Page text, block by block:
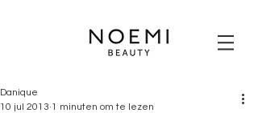
Danique
10 jul 2013 1 minuten om te lezen